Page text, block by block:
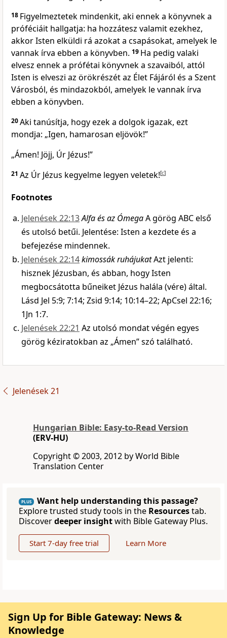
18 Figyelmeztetek mindenkit, aki ennek a könyvnek a
próféciáit hallgatja: ha hozzátesz valamit ezekhez,
akkor Isten elküldi rá azokat a csapásokat, amelyek le
vannak írva ebben a könyvben. 19 Ha pedig valaki
elvesz ennek a prófétai könyvnek a szavaiból, attól
Isten is elveszi az örökrészét az Élet Fájáról és a Szent
Városból, és mindazokból, amelyek le vannak írva
ebben a könyvben.
20Aki tanúsítja, hogy ezek a dolgok igazak, ezt
mondja: „Igen, hamarosan eljövök!”
„Ámen! Jöjj, Úr Jézus!”
21 Az Úr Jézus kegyelme legyen veletek![c]
Footnotes
Jelenések 22:13Alfa és az ÓmegaA görög ABC első
és utolsó betűi. Jelentése: Isten a kezdete és a
befejezése mindennek.
Jelenések 22:14kimossák ruhájukatAzt jelenti:
hisznek Jézusban, és abban, hogy Isten
megbocsátotta bűneiket Jézus halála (vére) által.
Lásd Jel 5:9; 7:14; Zsid 9:14; 10:14–22; ApCsel 22:16;
1Jn 1:7.
Jelenések 22:21 Az utolsó mondat végén egyes
görög kéziratokban az „Ámen” szó található.
Jelenések 21
Hungarian Bible: Easy-to-Read Version
(ERV-HU)
Copyright © 2003, 2012 by World Bible
Translation Center
PLUS
Want help understanding this passage?
Explore trusted study tools in the Resourcestab.
Discoverdeeper insightwith Bible Gateway Plus.
Start 7-day free trial Learn More
Sign Up for Bible Gateway: News &
Knowledge